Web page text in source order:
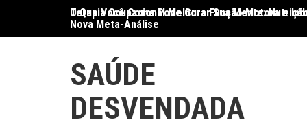
o
O Que Você Come Pode Curar Sua Mente:
Terapia Ocupacional Melhora Função Motora e
Nova Meta-Análise
SAÚDE
DESVENDADA